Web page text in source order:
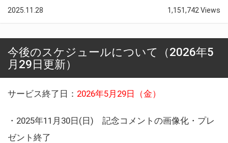
2025.11.28 1,151,742 Views
今後のスケジュールについて（2026年5
月29日更新）
サービス終了日： 2026年5月29日（金）
・2025年11月30日(日) 記念コメントの画像化・プレ
ゼント終了